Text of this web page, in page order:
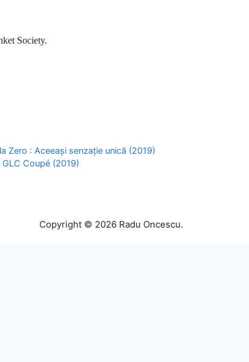
Society.
Zero : Aceeași senzație unică (2019)
Coupé (2019)
Copyright © 2026 Radu Oncescu.